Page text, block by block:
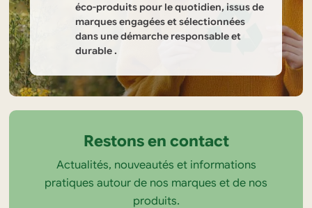
Informations
sur
boutique
Tendance
éco-produits pour le quotidien, issus de
marques engagées et sélectionnées
dans une démarche responsable et
durable .
Restons en contact
Actualités, nouveautés et informations
pratiques autour de nos marques et de nos
produits.